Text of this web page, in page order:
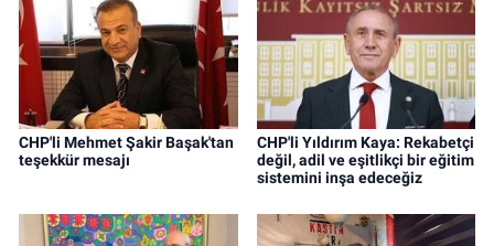
CHP'li Mehmet Şakir Başak'tan
teşekkür mesajı
CHP'li Yıldırım Kaya: Rekabetçi
değil, adil ve eşitlikçi bir eğitim
sistemini inşa edeceğiz